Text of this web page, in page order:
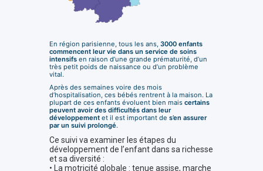
En région parisienne, tous les ans, 3000 enfants
commencent leur vie dans un service de soins
intensifs en raison d’une grande prématurité, d’un
très petit poids de naissance ou d’un problème
vital.
Après des semaines voire des mois
d’hospitalisation, ces bébés rentrent à la maison. La
plupart de ces enfants évoluent bien mais certains
peuvent avoir des difficultés dans leur
développement et il est important de s’en assurer
par un suivi prolongé.
Ce suivi va examiner les étapes du
développement de l’enfant dans sa richesse
et sa diversité :
• La motricité globale : tenue assise, marche